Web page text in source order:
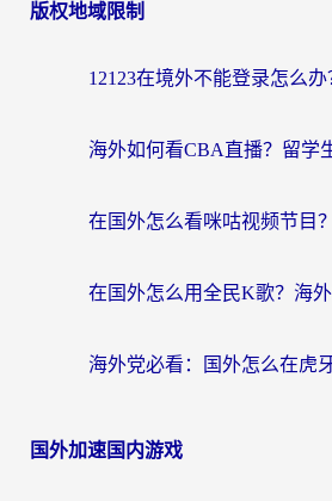
版权地域限制
国外加速国内游戏